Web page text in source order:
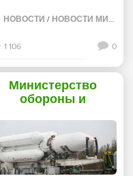
НОВОСТИ / НОВОСТИ МИРА ИНТЕРНЕТ
1 106 0
Смотреть дальше
Министерство
обороны и
ракеты-носителя
«Ангара-А5М» -
«Новости сети»